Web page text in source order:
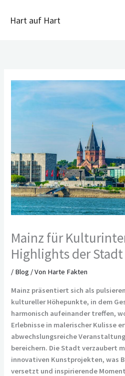
InhaltHart auf Hart
Mainz für
Highlights der Stadt
/ Blog / Von Harte Fakten
Mainz präsentiert sich als
kultureller Höhepunkte, in dem
harmonisch aufeinander treffen,
Erlebnisse in malerischer Kulisse
abwechslungsreiche
bereichern. Die Stadt verzaubert
innovativen Kunstprojekten, was
versetzt und inspirierende